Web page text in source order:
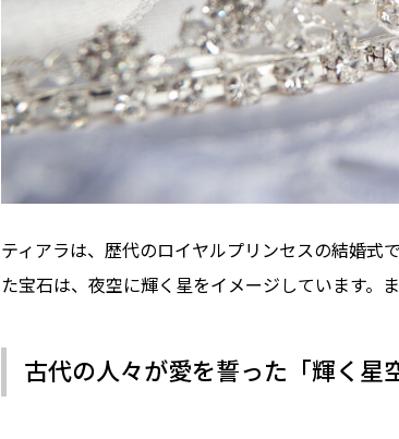
ティアラは、歴代のロイヤルプリンセスの結婚式
た宝石は、夜空に輝く星をイメージしています。
古代の人々が愛を誓った「輝く星